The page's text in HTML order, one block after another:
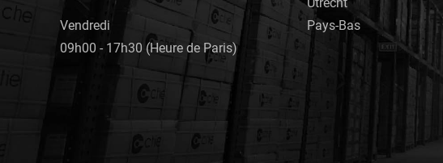
Vendredi
09h00 - 17h30 (Heure de Paris)
Pays-Bas